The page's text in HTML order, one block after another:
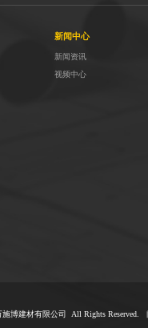
新闻中心
新闻资讯
视频中心
施博建材有限公司 All Rights Reserved.